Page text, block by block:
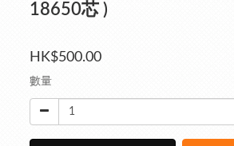
18650芯 )
HK$500.00
數量